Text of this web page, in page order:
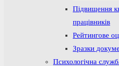
Підвищення
працівників
Рейтингове
Зразки
Психологічна